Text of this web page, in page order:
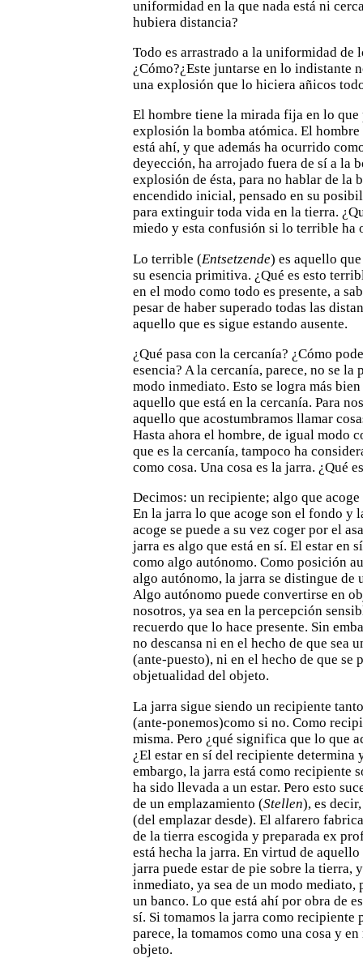
uniformidad en la que nada está ni
hubiera distancia?
Todo es arrastrado a la uniformidad de
¿Cómo?¿Este juntarse en lo indistante
una explosión que lo hiciera añicos
El hombre tiene la mirada fija en lo
explosión la bomba atómica. El
está ahí, y que además ha ocurrido
deyección, ha arrojado fuera de sí a la
explosión de ésta, para no hablar de la
encendido inicial, pensado en su
para extinguir toda vida en la tierra.
miedo y esta confusión si lo terrible ha
Lo terrible (Entsetzende) es aquello
su esencia primitiva. ¿Qué es esto
en el modo como todo es presente, a
pesar de haber superado todas las
aquello que es sigue estando ausente.
¿Qué pasa con la cercanía? ¿Cómo
esencia? A la cercanía, parece, no se la
modo inmediato. Esto se logra más bien
aquello que está en la cercanía. Para
aquello que acostumbramos llamar
Hasta ahora el hombre, de igual modo
que es la cercanía, tampoco ha
como cosa. Una cosa es la jarra. ¿Qué
Decimos: un recipiente; algo que
En la jarra lo que acoge son el fondo y
acoge se puede a su vez coger por el
jarra es algo que está en sí. El estar en
como algo autónomo. Como posición
algo autónomo, la jarra se distingue de
Algo autónomo puede convertirse en
nosotros, ya sea en la percepción
recuerdo que lo hace presente. Sin
no descansa ni en el hecho de que sea
(ante-puesto), ni en el hecho de que se
objetualidad del objeto.
La jarra sigue siendo un recipiente
(ante-ponemos)como si no. Como
misma. Pero ¿qué significa que lo que
¿El estar en sí del recipiente determina
embargo, la jarra está como recipiente
ha sido llevada a un estar. Pero esto
de un emplazamiento (Stellen), es decir,
(del emplazar desde). El alfarero
de la tierra escogida y preparada ex
está hecha la jarra. En virtud de aquello
jarra puede estar de pie sobre la tierra,
inmediato, ya sea de un modo mediato,
un banco. Lo que está ahí por obra de
sí. Si tomamos la jarra como recipiente
parece, la tomamos como una cosa y
objeto.